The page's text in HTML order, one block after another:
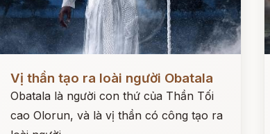
Đọc ngay
Vị thần tạo ra loài người Obatala
Obatala là người con thứ của Thần Tối
cao Olorun, và là vị thần có công tạo ra